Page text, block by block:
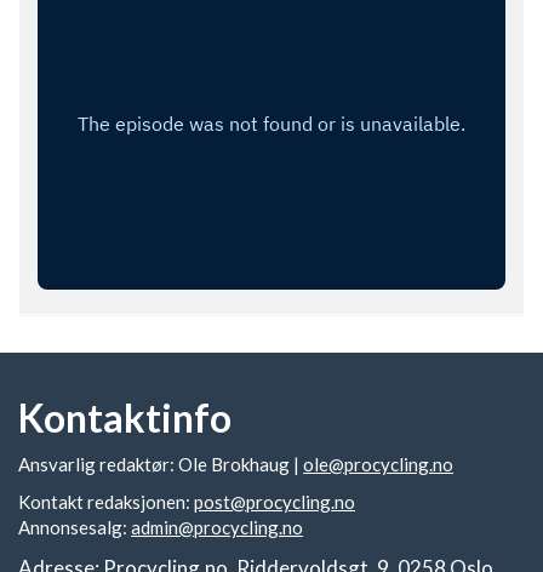
Kontaktinfo
Ansvarlig redaktør: Ole Brokhaug | ole@procycling.no
Kontakt redaksjonen: post@procycling.no
Annonsesalg: admin@procycling.no